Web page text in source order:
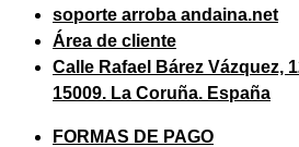
soporte arroba andaina.net
Área de cliente
Calle Rafael Bárez Vázquez,
15009. La Coruña. España
FORMAS DE PAGO